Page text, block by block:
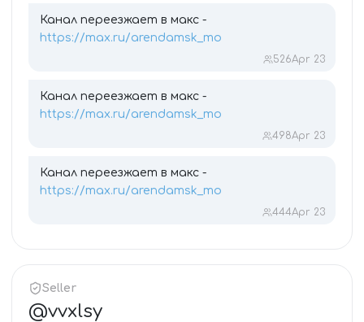
Канал переезжает в макс -
https://max.ru/arendamsk_mo
526Apr 23
Канал переезжает в макс -
https://max.ru/arendamsk_mo
498Apr 23
Канал переезжает в макс -
https://max.ru/arendamsk_mo
444Apr 23
Seller
@vvxlsy